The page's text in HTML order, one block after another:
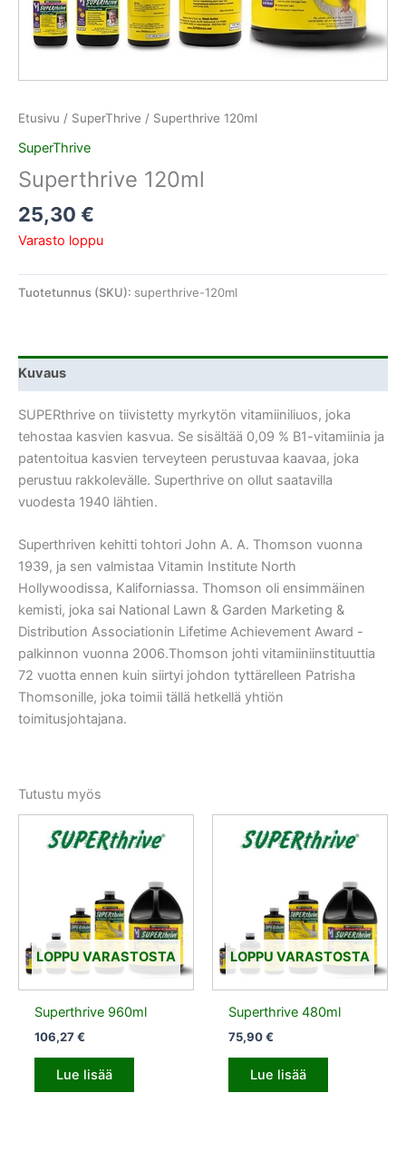
Etusivu / SuperThrive / Superthrive 120ml
SuperThrive
Superthrive 120ml
25,30 €
Varasto loppu
Tuotetunnus (SKU): superthrive-120ml
Kuvaus
SUPERthrive on tiivistetty myrkytön vitamiiniliuos, joka
tehostaa kasvien kasvua. Se sisältää 0,09 % B1-vitamiinia ja
patentoitua kasvien terveyteen perustuvaa kaavaa, joka
perustuu rakkolevälle. Superthrive on ollut saatavilla
vuodesta 1940 lähtien.
Superthriven kehitti tohtori John A. A. Thomson vuonna
1939, ja sen valmistaa Vitamin Institute North
Hollywoodissa, Kaliforniassa. Thomson oli ensimmäinen
kemisti, joka sai National Lawn & Garden Marketing &
Distribution Associationin Lifetime Achievement Award -
palkinnon vuonna 2006.Thomson johti vitamiiniinstituuttia
72 vuotta ennen kuin siirtyi johdon tyttärelleen Patrisha
Thomsonille, joka toimii tällä hetkellä yhtiön
toimitusjohtajana.
Tutustu myös
LOPPU VARASTOSTA
Superthrive 960ml
106,27€
Lue lisää
LOPPU VARASTOSTA
Superthrive 480ml
75,90€
Lue lisää